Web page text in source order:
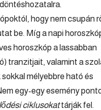
hogy nem csupán
be. Míg a napi
horoszkóp a lassabban
tranzitjait, valamint a
mélyebbre ható és
egy-egy esemény
ciklusokattárják fel.